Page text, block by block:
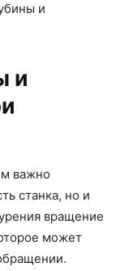
и
и
важно
станка, но и
вращение
может